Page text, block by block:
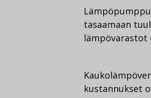
tasaamaan
lämpövarastot
kustannukset